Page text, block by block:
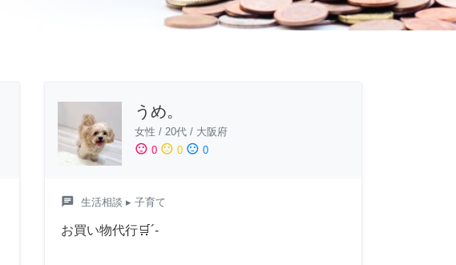
うめ。
女性 / 20代/ 大阪府
sentiment_satisfied 0 sentiment_neutral 0 sentiment_dissatisfied 0
chat 生活相談 ▸ 子育て
お買い物代行🛒´-